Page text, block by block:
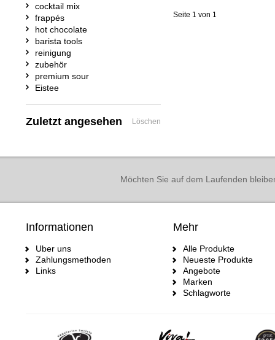
Seite 1 von 1
cocktail mix
frappés
hot chocolate
barista tools
reinigung
zubehör
premium sour
Eistee
Zuletzt angesehen Löschen
Möchten Sie auf dem Laufenden
Informationen
Uber uns
Zahlungsmethoden
Links
Mehr
Alle Produkte
Neueste Produkte
Angebote
Marken
Schlagworte